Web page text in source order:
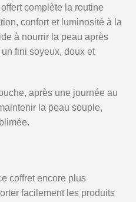
complète la routine
confort et luminosité à la
à nourrir la peau après
fini soyeux, doux et
après une journée au
la peau souple,
coffret encore plus
facilement les produits